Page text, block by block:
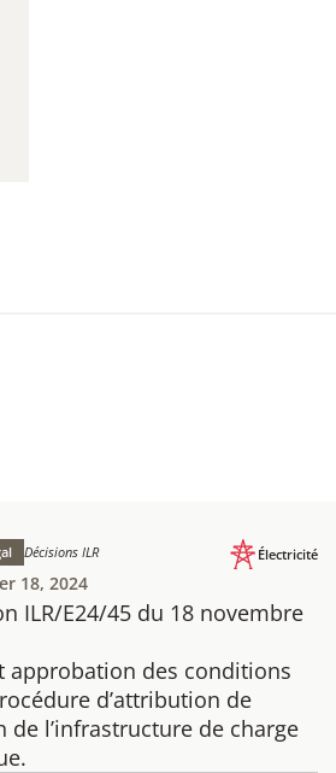
ILR/E24/45 du 18 novembre
approbation des conditions
d’attribution de
de l’infrastructure de charge
Décisions ILR Électricité
18, 2024